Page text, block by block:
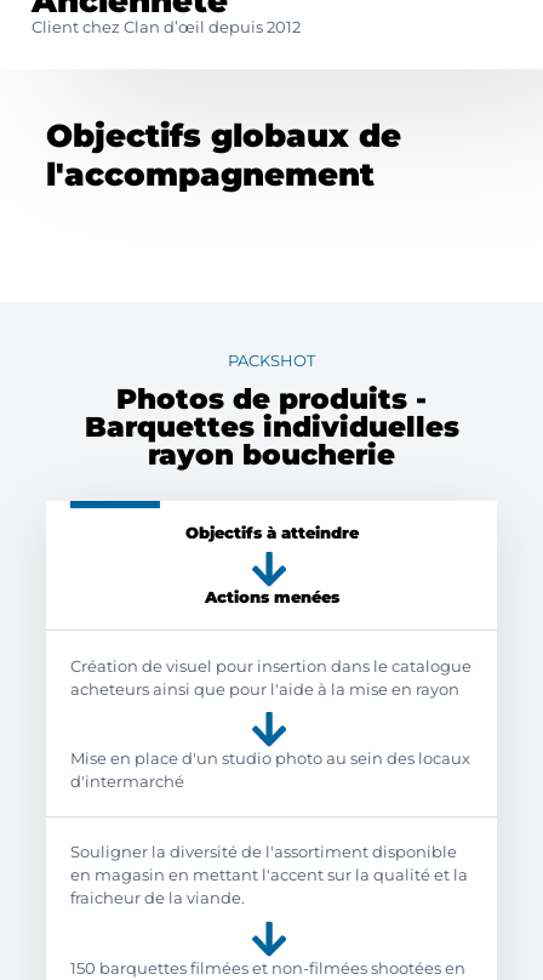
Objectifs globaux de
l'accompagnement
Client chez Clan d’œil depuis 2012
PACKSHOT
Photos de produits -
Barquettes individuelles
rayon boucherie
Objectifs à atteindre
Actions menées
Création de visuel pour insertion dans le catalogue
acheteurs ainsi que pour l'aide à la mise en rayon
Mise en place d'un studio photo au sein des locaux
d'intermarché
Souligner la diversité de l'assortiment disponible
en magasin en mettant l'accent sur la qualité et la
fraicheur de la viande.
150 barquettes filmées et non-filmées shootées en